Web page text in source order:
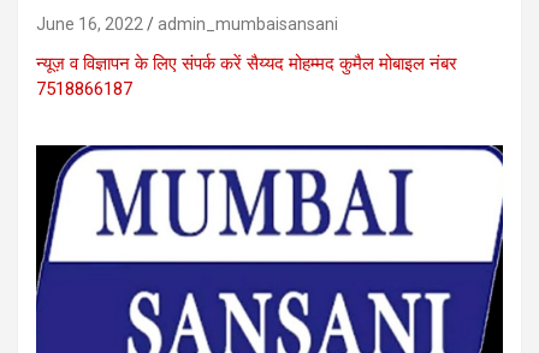
June 16, 2022 admin_mumbaisansani
न्यूज़ व विज्ञापन के लिए संपर्क करें सैय्यद मोहम्मद कुमैल मोबाइल नंबर
7518866187